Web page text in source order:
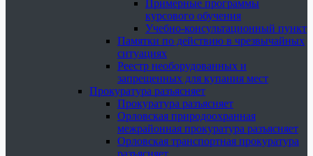
Примерные программы
курсового обучения
Учебно-консультационный пункт
Памятки по действию в чрезвычайных
ситуациях
Реестр необорудованных и
запрещенных для купания мест
Прокуратура разъясняет
Прокуратура разъясняет
Орловская природоохранная
межрайонная прокуратура разъясняет
Орловская транспортная прокуратура
разъясняет